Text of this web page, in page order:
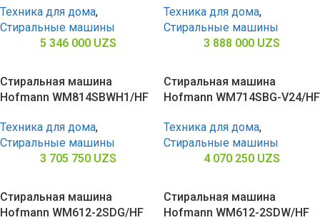
Техника для дома,
Стиральные машины
5 346 000 UZS
Техника для дома,
Стиральные машины
3 888 000 UZS
Стиральная машина
Hofmann WM814SBWH1/HF
Техника для дома,
Стиральные машины
3 705 750 UZS
Стиральная машина
Hofmann WM714SBG-V24/HF
Техника для дома,
Стиральные машины
4 070 250 UZS
Стиральная машина
Hofmann WM612-2SDG/HF
Стиральная машина
Hofmann WM612-2SDW/HF